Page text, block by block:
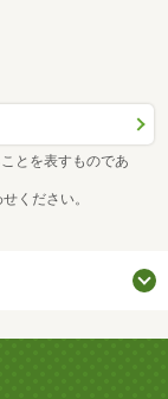
とを表すものであ
ください。